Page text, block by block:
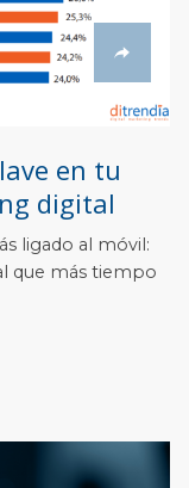
en tu
digital
ligado al móvil:
que más tiempo